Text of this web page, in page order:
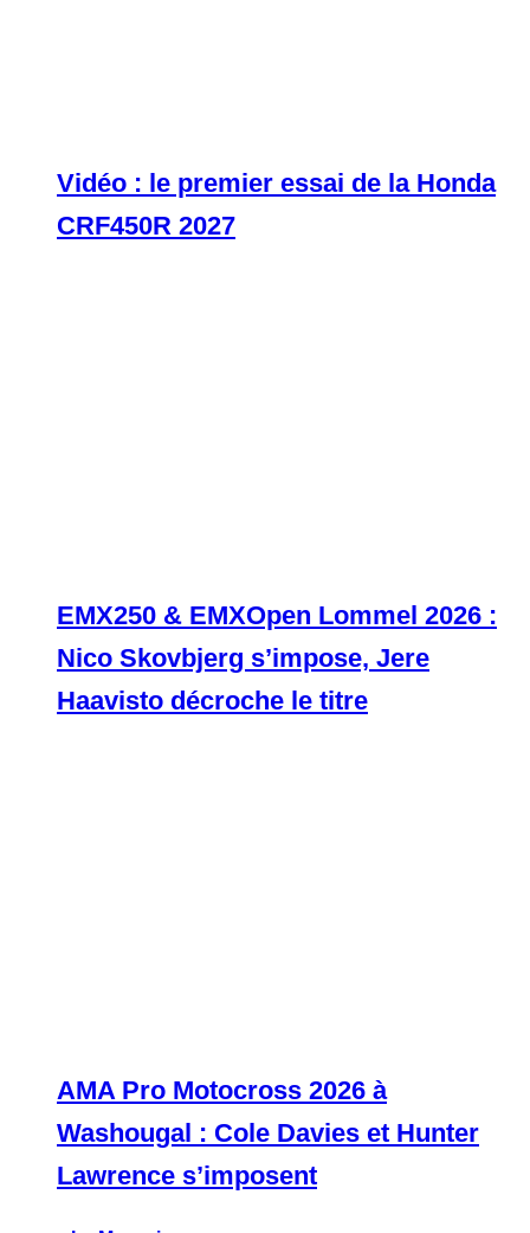
Vidéo : le premier essai de la Honda
CRF450R 2027
EMX250 & EMXOpen Lommel 2026 :
Nico Skovbjerg s’impose, Jere
Haavisto décroche le titre
AMA Pro Motocross 2026 à
Washougal : Cole Davies et Hunter
Lawrence s’imposent